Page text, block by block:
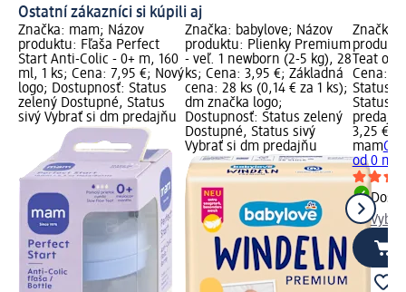
Ostatní zákazníci si kúpili aj
Značka: mam; Názov
produktu: Fľaša Perfect
Start Anti-Colic - 0+ m, 160
ml, 1 ks; Cena: 7,95 €; Nový
logo; Dostupnosť: Status
zelený Dostupné, Status
sivý Vybrať si dm predajňu
Značka: babylove; Názov
produktu: Plienky Premium
- veľ. 1 newborn (2-5 kg), 28
ks; Cena: 3,95 €; Základná
cena: 28 ks (0,14 € za 1 ks);
dm značka logo;
Dostupnosť: Status zelený
Dostupné, Status sivý
Vybrať si dm predajňu
Značka:
Teat od
Cena:
Status
Status
predajňu
3,25 €
mam
od 0